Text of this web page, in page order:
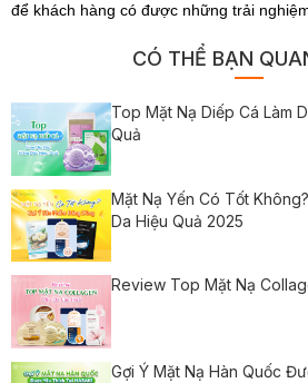
để khách hàng có được những trải
CÓ THỂ BẠN
Top Mặt Nạ Diếp Cá Làm
Quả
Mặt Nạ Yến Có Tốt
Da Hiệu Quả 2025
Review Top Mặt Nạ
Gợi Ý Mặt Nạ Hàn Quốc